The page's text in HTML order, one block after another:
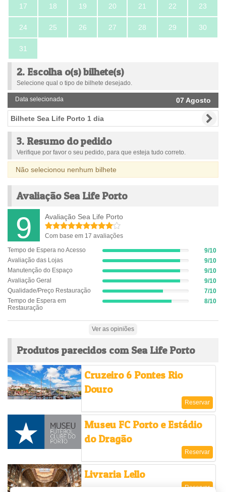
17 18 19 20 21 22 23
24 25 26 27 28 29 30
31
2. Escolha o(s) bilhete(s)
Selecione qual o tipo de bilhete desejado.
Data selecionada 07 Agosto
Bilhete Sea Life Porto 1 dia
3. Resumo do pedido
Verifique por favor o seu pedido, para que esteja tudo correto.
Não selecionou nenhum bilhete
Avaliação Sea Life Porto
9 Avaliação Sea Life Porto
Com base em 17 avaliações
Tempo de Espera no Acesso
9%
Complete
(success)
9/10
Avaliação das Lojas
9%
Complete
(success)
9/10
Manutenção do Espaço
9%
Complete
(success)
9/10
Avaliação Geral
9%
Complete
(success)
9/10
Qualidade/Preço Restauração
7%
Complete
7/10
Tempo de Espera em
Restauração
8%
(success)
8/10
Ver as opiniões
Produtos parecidos com Sea Life Porto
Cruzeiro 6 Pontes Rio
Douro
Reservar
Museu FC Porto e Estádio
do Dragão
Reservar
Livraria Lello
Reservar